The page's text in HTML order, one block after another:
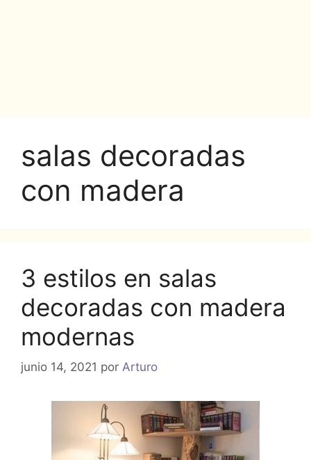
salas decoradas
con madera
3 estilos en salas
decoradas con madera
modernas
junio 14, 2021 por Arturo